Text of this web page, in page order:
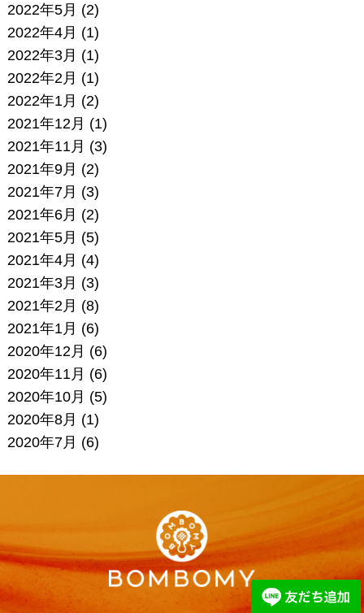
2022年5月 (2)
2022年4月 (1)
2022年3月 (1)
2022年2月 (1)
2022年1月 (2)
2021年12月 (1)
2021年11月 (3)
2021年9月 (2)
2021年7月 (3)
2021年6月 (2)
2021年5月 (5)
2021年4月 (4)
2021年3月 (3)
2021年2月 (8)
2021年1月 (6)
2020年12月 (6)
2020年11月 (6)
2020年10月 (5)
2020年8月 (1)
2020年7月 (6)